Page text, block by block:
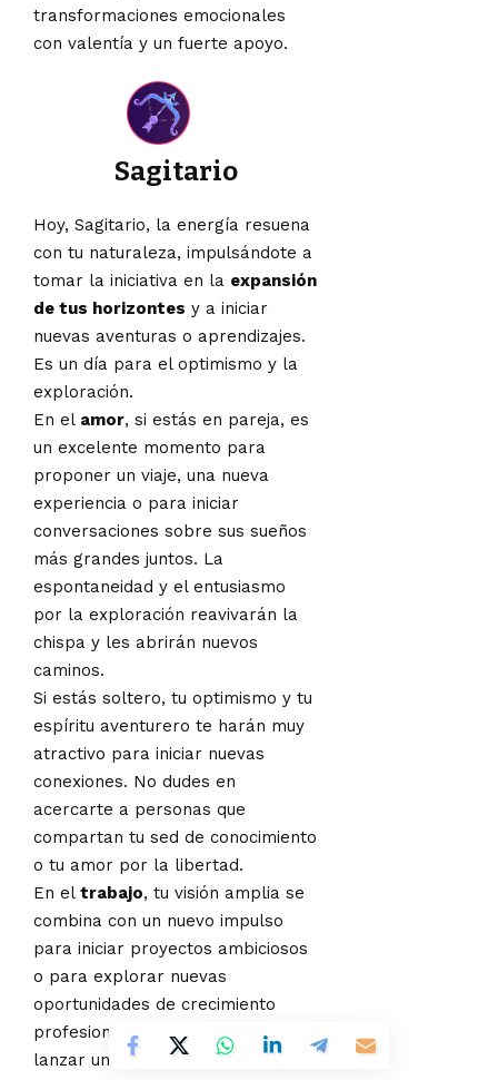
transformaciones emocionales
con valentía y un fuerte apoyo.
Sagitario
Hoy, Sagitario, la energía resuena
con tu naturaleza, impulsándote a
tomar la iniciativa en la expansión
de tus horizontes y a iniciar
nuevas aventuras o aprendizajes.
Es un día para el optimismo y la
exploración.
En el amor, si estás en pareja, es
un excelente momento para
proponer un viaje, una nueva
experiencia o para iniciar
conversaciones sobre sus sueños
más grandes juntos. La
espontaneidad y el entusiasmo
por la exploración reavivarán la
chispa y les abrirán nuevos
caminos.
Si estás soltero, tu optimismo y tu
espíritu aventurero te harán muy
atractivo para iniciar nuevas
conexiones. No dudes en
acercarte a personas que
compartan tu sed de conocimiento
o tu amor por la libertad.
En el trabajo, tu visión amplia se
combina con un nuevo impulso
para iniciar proyectos ambiciosos
o para explorar nuevas
oportunidades de crecimiento
profesional. Es un día ideal para
lanzar una nueva iniciativa,